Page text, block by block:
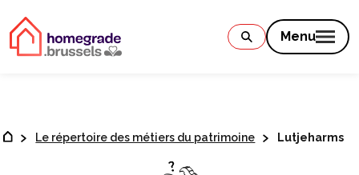
Menu
Le répertoire des métiers du patrimoine Lutjeharms